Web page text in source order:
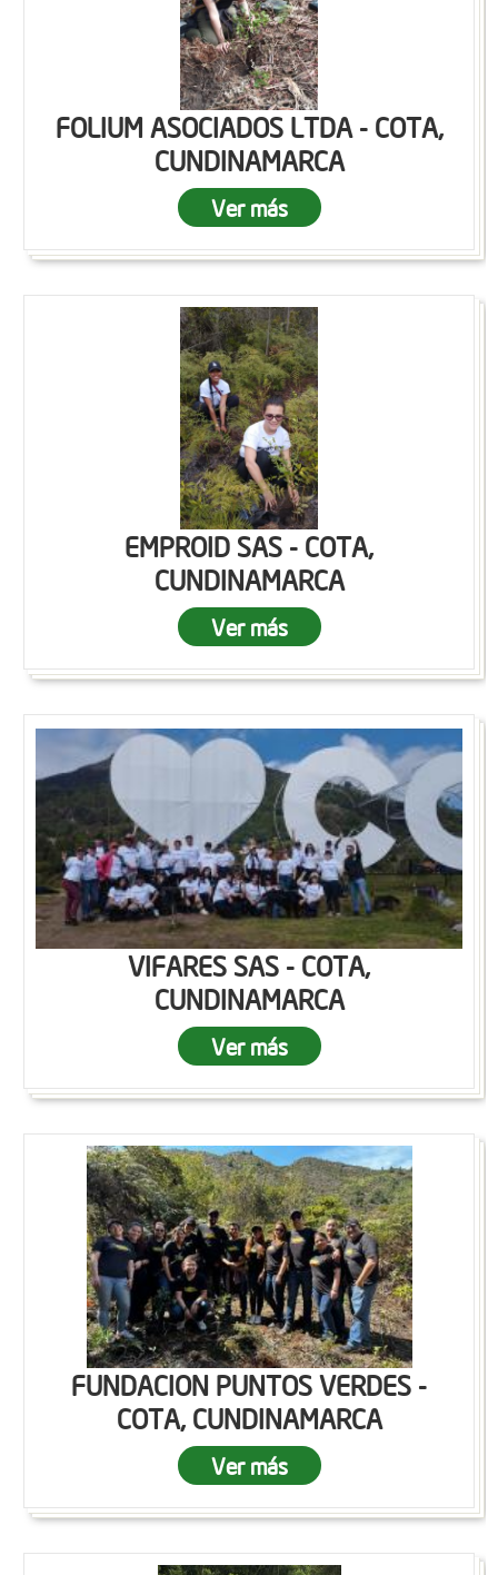
FOLIUM ASOCIADOS LTDA - COTA,
CUNDINAMARCA
Ver más
EMPROID SAS - COTA,
CUNDINAMARCA
Ver más
VIFARES SAS - COTA,
CUNDINAMARCA
Ver más
FUNDACION PUNTOS VERDES -
COTA, CUNDINAMARCA
Ver más